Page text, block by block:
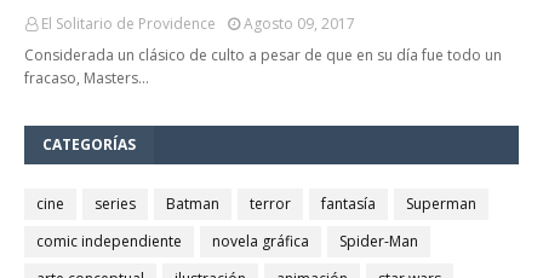
El Solitario de Providence
Agosto 09, 2017
Considerada un clásico de culto a pesar de que en su día fue todo un
fracaso, Masters…
CATEGORÍAS
cine series Batman terror fantasía
Superman
comic independiente
novela gráfica
Spider-Man